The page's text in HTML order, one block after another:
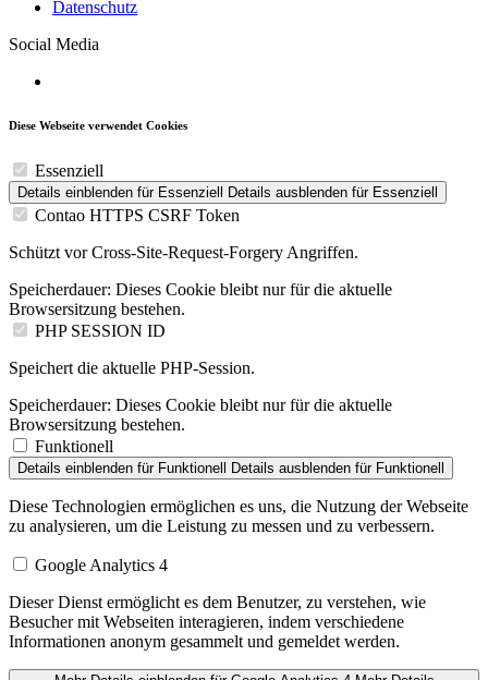
Datenschutz
Social Media
Diese Webseite verwendet Cookies
Essenziell
Details einblenden für Essenziell Details ausblenden für Essenziell
Contao HTTPS CSRF Token
Schützt vor Cross-Site-Request-Forgery Angriffen.
Speicherdauer: Dieses Cookie bleibt nur für die aktuelle
Browsersitzung bestehen.
PHP SESSION ID
Speichert die aktuelle PHP-Session.
Speicherdauer: Dieses Cookie bleibt nur für die aktuelle
Browsersitzung bestehen.
Funktionell
Details einblenden für Funktionell Details ausblenden für Funktionell
Diese Technologien ermöglichen es uns, die Nutzung der Webseite
zu analysieren, um die Leistung zu messen und zu verbessern.
Google Analytics 4
Dieser Dienst ermöglicht es dem Benutzer, zu verstehen, wie
Besucher mit Webseiten interagieren, indem verschiedene
Informationen anonym gesammelt und gemeldet werden.